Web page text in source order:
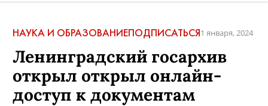
НАУКА И ОБРАЗОВАНИЕПОДПИСАТЬСЯ1 января, 2024
Ленинградский госархив
открыл открыл онлайн-
доступ к документам